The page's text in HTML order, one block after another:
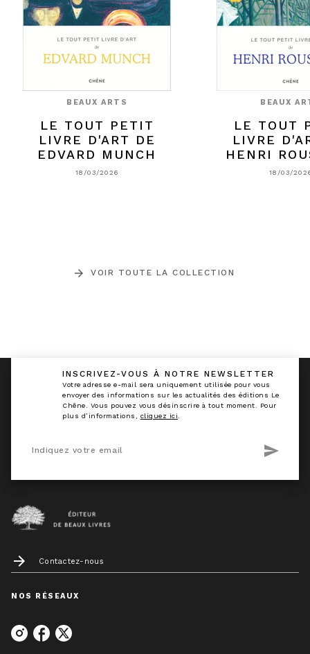
BEAUX ARTS
LE TOUT PETIT
LIVRE D'ART DE
EDVARD MUNCH
18/03/2026
BEAUX
LE TOUT
LIVRE
HENRI
18/03/
arrow_forward VOIR TOUTE LA COLLECTION
INSCRIVEZ-VOUS À NOTRE NEWSLETTER
Votre adresse e-mail sera uniquement utilisée pour vous
envoyer des informations sur les actualités des éditions Le
Chêne. Vous pouvez vous désinscrire à tout moment. Pour
plus d’informations, cliquez ici
Indiquez votre email send
arrow_forward Contactez-nous
NOS RÉSEAUX